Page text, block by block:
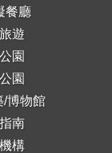
餐廳
遊
園
園
/博物館
南
構